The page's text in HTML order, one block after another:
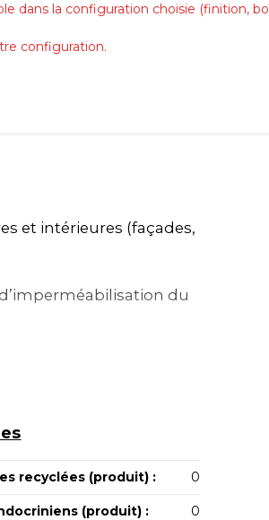
dans la configuration choisie (finition,
configuration.
et intérieures (façades,
du
recyclées (produit) : 0
(produit) : 0